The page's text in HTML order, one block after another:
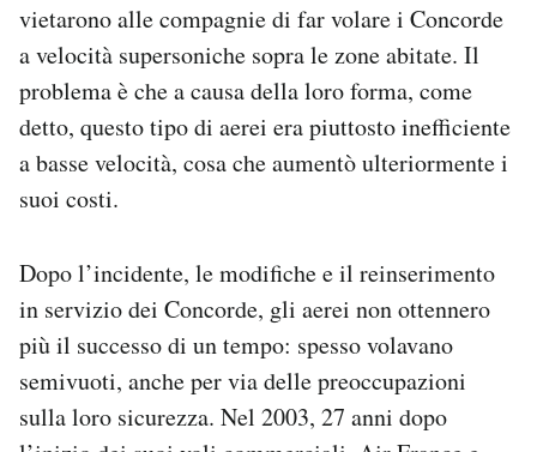
vietarono alle compagnie di far volare i Concorde
a velocità supersoniche sopra le zone abitate. Il
problema è che a causa della loro forma, come
detto, questo tipo di aerei era piuttosto inefficiente
a basse velocità, cosa che aumentò ulteriormente i
suoi costi.
Dopo l’incidente, le modifiche e il reinserimento
in servizio dei Concorde, gli aerei non ottennero
più il successo di un tempo: spesso volavano
semivuoti, anche per via delle preoccupazioni
sulla loro sicurezza. Nel 2003, 27 anni dopo